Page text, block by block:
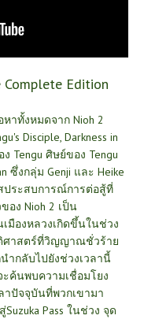
Edition
หาทั้งหมดจาก Nioh 2
Disciple, Darkness in
Tengu ศิษย์ของ Tengu
ซึ่งกลุ่ม Genji และ Heike
ประสบการณ์การต่อสู้ที่
อง Nioh 2 เป็น
มืองหลวงเกิดขึ้นในช่วง
ศาสตร์ที่วิญญาณชั่วร้าย
ำกลับไปยังช่วงเวลานี้
ะค้นพบความเชื่อมโยง
าปัจจุบันที่พวกเขามา
Pass ในช่วง จุด